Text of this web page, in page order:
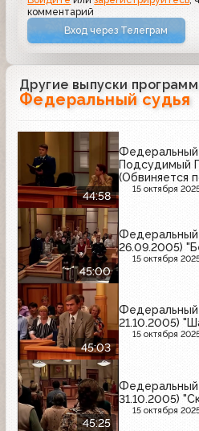
комментарий
Вход через Телеграм
Другие выпуски
Федеральный судья
44:58
Федеральный
Подсудимый
(Обвиняется
Уголовного
15 октября
45:00
Федеральный
26.09.2005)
15 октября
45:03
Федеральный
21.10.2005)
15 октября
45:25
Федеральный
31.10.2005)
15 октября